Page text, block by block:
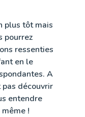
plus tôt mais
pourrez
ressenties
en le
A
découvrir
entendre
!